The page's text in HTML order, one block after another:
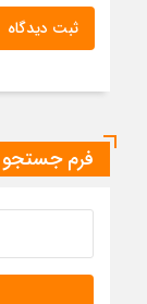
ثبت دیدگاه
فرم جستجو